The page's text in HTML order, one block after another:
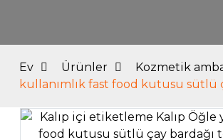
Ev Ürünler Kozmetik
kullanımlık fast food kutusu sütlü